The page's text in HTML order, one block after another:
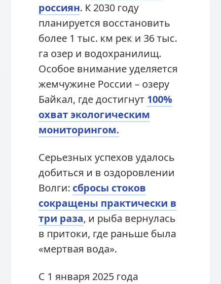
россиян. К 2030 году
планируется восстановить
более 1 тыс. км рек и 36 тыс.
га озер и водохранилищ.
Особое внимание уделяется
жемчужине России – озеру
Байкал, где достигнут 100%
охват экологическим
мониторингом.
Серьезных успехов удалось
добиться и в оздоровлении
Волги: сбросы стоков
сокращены практически в
три раза, и рыба вернулась
в притоки, где раньше была
«мертвая вода».
С 1 января 2025 года